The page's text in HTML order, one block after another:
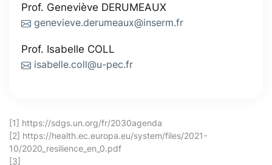
Prof. Geneviève DERUMEAUX
genevieve.derumeaux@inserm.fr
Prof. Isabelle COLL
isabelle.coll@u-pec.fr
[1] https://sdgs.un.org/fr/2030agenda
[2] https://health.ec.europa.eu/system/files/2021-
10/2020_resilience_en_0.pdf
[3]